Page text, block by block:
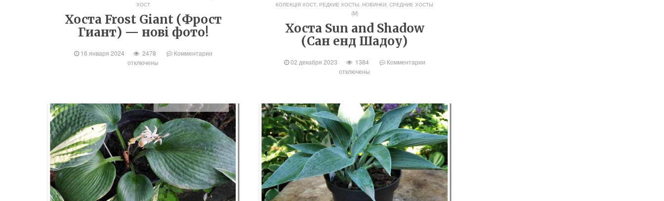
ХОСТ
Хоста Frost Giant (Фрост
Гиант) — нові фото!
16 января 2024 2478
Комментарии
отключены
КОЛЕКЦІЯ ХОСТ РЕДКИЕ ХОСТЫ, НОВИНКИ ,СРЕДНИЕ ХОСТЫ
(M)
Хоста Sun and Shadow
(Сан енд Шадоу)
02 декабря 2023 1384
Комментарии
отключены